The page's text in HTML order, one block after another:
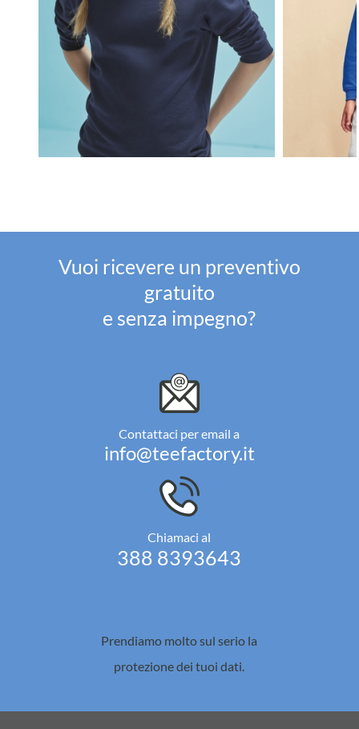
Vuoi ricevere un preventivo
gratuito
e senza impegno?
Contattaci per email a
info@teefactory.it
Chiamaci al
388 8393643
Prendiamo molto sul serio la
protezione dei tuoi dati.